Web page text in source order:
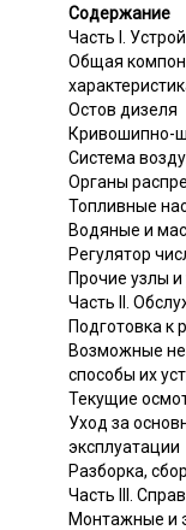
Содержание
Часть I.
Общая
Остов дизеля
Кривошипно-
Система
Органы
Топливные
Водяные и
Регулятор
Прочие узлы и
Часть II.
Подготовка к
Возможные
способы их
Текущие
Уход за
эксплуатации
Разборка,
Часть III.
Монтажные и